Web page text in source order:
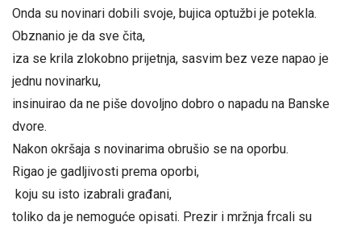
Onda su novinari dobili svoje, bujica optužbi je potekla.
Obznanio je da sve čita,
iza se krila zlokobno prijetnja, sasvim bez veze napao je
jednu novinarku,
insinuirao da ne piše dovoljno dobro o napadu na Banske
dvore.
Nakon okršaja s novinarima obrušio se na oporbu.
Rigao je gadljivosti prema oporbi,
koju su isto izabrali građani,
toliko da je nemoguće opisati. Prezir i mržnja frcali su